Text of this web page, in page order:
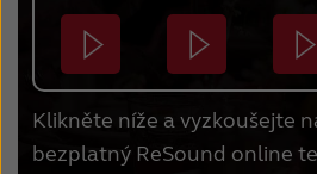
Klikněte níže a vyzkoušejte
bezplatný ReSound online